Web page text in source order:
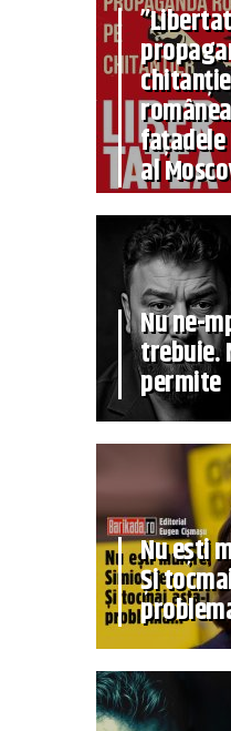
al
Nu ne-
trebuie.
permite
Nu ești
Și